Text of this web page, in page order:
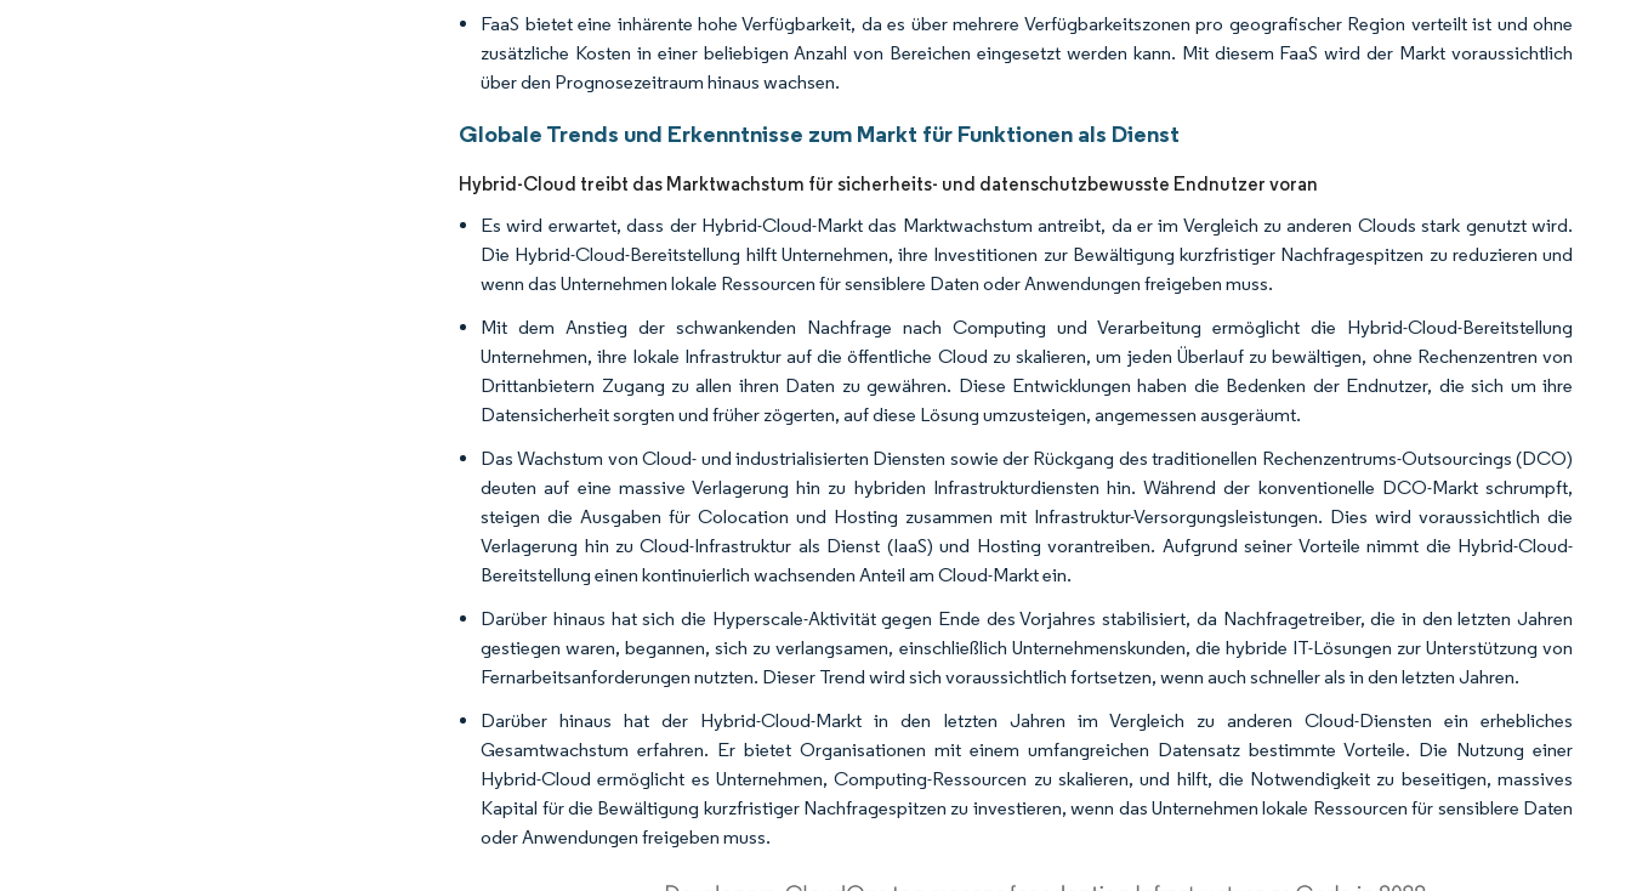
FaaS bietet eine inhärente hohe Verfügbarkeit, da es über mehrere Verfügbarkeitszonen pro geografischer Region verteilt ist und ohne
zusätzliche Kosten in einer beliebigen Anzahl von Bereichen eingesetzt werden kann. Mit diesem FaaS wird der Markt voraussichtlich
über den Prognosezeitraum hinaus wachsen.
Globale Trends und Erkenntnisse zum Markt für Funktionen als Dienst
Hybrid-Cloud treibt das Marktwachstum für sicherheits- und datenschutzbewusste Endnutzer voran
Es wird erwartet, dass der Hybrid-Cloud-Markt das Marktwachstum antreibt, da er im Vergleich zu anderen Clouds stark genutzt wird.
Die Hybrid-Cloud-Bereitstellung hilft Unternehmen, ihre Investitionen zur Bewältigung kurzfristiger Nachfragespitzen zu reduzieren und
wenn das Unternehmen lokale Ressourcen für sensiblere Daten oder Anwendungen freigeben muss.
Mit dem Anstieg der schwankenden Nachfrage nach Computing und Verarbeitung ermöglicht die Hybrid-Cloud-Bereitstellung
Unternehmen, ihre lokale Infrastruktur auf die öffentliche Cloud zu skalieren, um jeden Überlauf zu bewältigen, ohne Rechenzentren von
Drittanbietern Zugang zu allen ihren Daten zu gewähren. Diese Entwicklungen haben die Bedenken der Endnutzer, die sich um ihre
Datensicherheit sorgten und früher zögerten, auf diese Lösung umzusteigen, angemessen ausgeräumt.
Das Wachstum von Cloud- und industrialisierten Diensten sowie der Rückgang des traditionellen Rechenzentrums-Outsourcings (DCO)
deuten auf eine massive Verlagerung hin zu hybriden Infrastrukturdiensten hin. Während der konventionelle DCO-Markt schrumpft,
steigen die Ausgaben für Colocation und Hosting zusammen mit Infrastruktur-Versorgungsleistungen. Dies wird voraussichtlich die
Verlagerung hin zu Cloud-Infrastruktur als Dienst (IaaS) und Hosting vorantreiben. Aufgrund seiner Vorteile nimmt die Hybrid-Cloud-
Bereitstellung einen kontinuierlich wachsenden Anteil am Cloud-Markt ein.
Darüber hinaus hat sich die Hyperscale-Aktivität gegen Ende des Vorjahres stabilisiert, da Nachfragetreiber, die in den letzten Jahren
gestiegen waren, begannen, sich zu verlangsamen, einschließlich Unternehmenskunden, die hybride IT-Lösungen zur Unterstützung von
Fernarbeitsanforderungen nutzten. Dieser Trend wird sich voraussichtlich fortsetzen, wenn auch schneller als in den letzten Jahren.
Darüber hinaus hat der Hybrid-Cloud-Markt in den letzten Jahren im Vergleich zu anderen Cloud-Diensten ein erhebliches
Gesamtwachstum erfahren. Er bietet Organisationen mit einem umfangreichen Datensatz bestimmte Vorteile. Die Nutzung einer
Hybrid-Cloud ermöglicht es Unternehmen, Computing-Ressourcen zu skalieren, und hilft, die Notwendigkeit zu beseitigen, massives
Kapital für die Bewältigung kurzfristiger Nachfragespitzen zu investieren, wenn das Unternehmen lokale Ressourcen für sensiblere Daten
oder Anwendungen freigeben muss.